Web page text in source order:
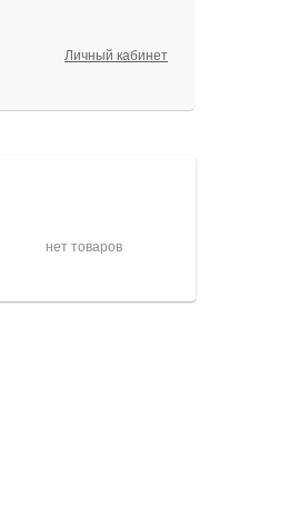
Личный кабинет
нет товаров